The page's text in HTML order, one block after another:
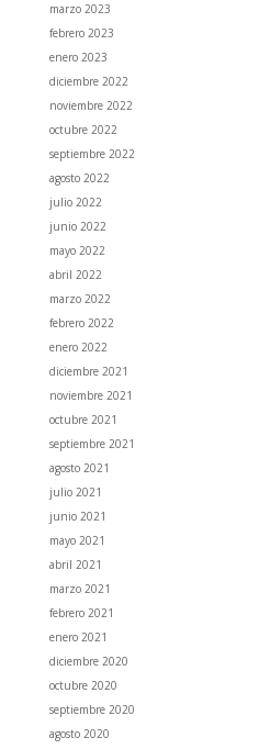
marzo 2023
febrero 2023
enero 2023
diciembre 2022
noviembre 2022
octubre 2022
septiembre 2022
agosto 2022
julio 2022
junio 2022
mayo 2022
abril 2022
marzo 2022
febrero 2022
enero 2022
diciembre 2021
noviembre 2021
octubre 2021
septiembre 2021
agosto 2021
julio 2021
junio 2021
mayo 2021
abril 2021
marzo 2021
febrero 2021
enero 2021
diciembre 2020
octubre 2020
septiembre 2020
agosto 2020